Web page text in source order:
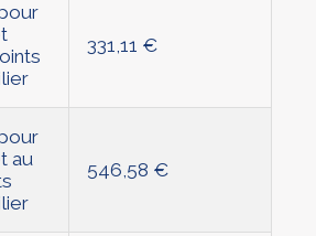
331,11 €
au
546,58 €